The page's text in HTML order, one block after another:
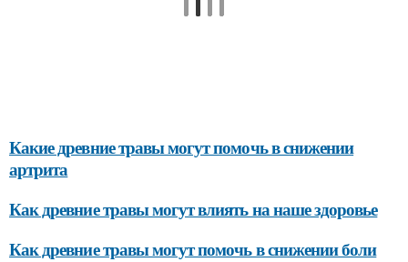
Какие древние травы могут помочь в снижении
артрита
Как древние травы могут влиять на наше здоровье
Как древние травы могут помочь в снижении боли